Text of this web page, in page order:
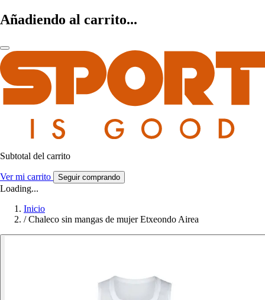
Añadiendo al carrito...
Subtotal del carrito
Ver mi carrito Seguir comprando
Loading...
Inicio
/ Chaleco sin mangas de mujer Etxeondo Airea